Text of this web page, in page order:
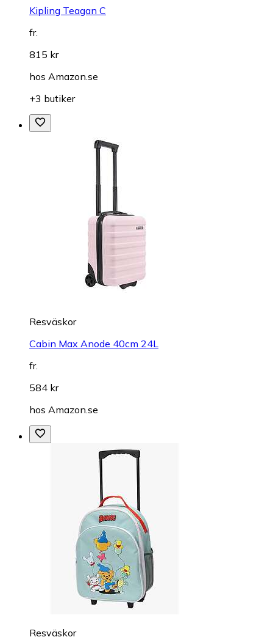
Kipling Teagan C
fr.
815 kr
hos Amazon.se
+3 butiker
Resväskor
Cabin Max Anode 40cm 24L
fr.
584 kr
hos Amazon.se
Resväskor